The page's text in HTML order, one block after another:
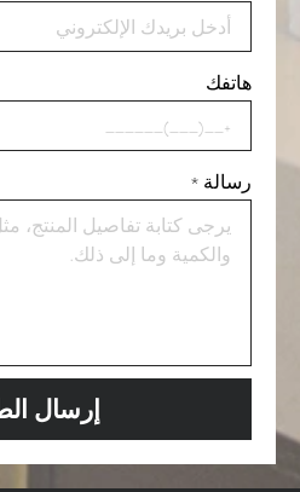
هاتفك
رسالة *
إرسال